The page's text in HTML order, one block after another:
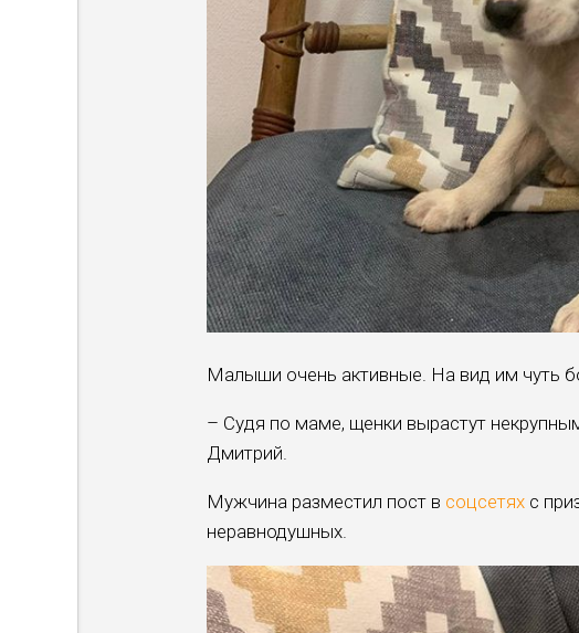
Малыши очень активные. На вид им чуть
– Судя по маме, щенки вырастут
Дмитрий.
Мужчина разместил пост в соцсетях с
неравнодушных.